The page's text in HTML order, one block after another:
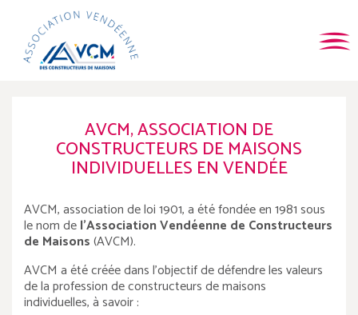
AVCM, ASSOCIATION DE
CONSTRUCTEURS DE MAISONS
INDIVIDUELLES EN VENDÉE
AVCM, association de loi 1901, a été fondée en 1981 sous
le nom del'Association Vendéenne de Constructeurs
de Maisons(AVCM).
AVCM a été créée dans l'objectif de défendre les valeurs
de la profession de constructeurs de maisons
individuelles, à savoir :